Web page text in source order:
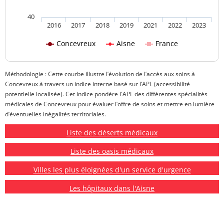
Concevreux Aisne France
2016 2017 2018 2019 2021 2022 2023
40
Méthodologie : Cette courbe illustre l’évolution de l’accès aux soins à
Concevreux à travers un indice interne basé sur l’APL (accessibilité
potentielle localisée). Cet indice pondère l'APL des différentes spécialités
médicales de Concevreux pour évaluer l’offre de soins et mettre en lumière
d’éventuelles inégalités territoriales.
Liste des déserts médicaux
Liste des oasis médicaux
Villes les plus éloignées d'un service d'urgence
Les hôpitaux dans l'Aisne